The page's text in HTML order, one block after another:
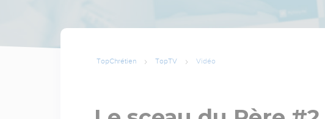
TopChrétien TopTV Vidéo